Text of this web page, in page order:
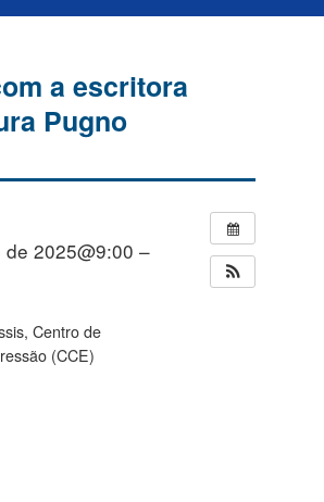
a escritora
Pugno
2025@9:00 –
Centro de
(CCE)